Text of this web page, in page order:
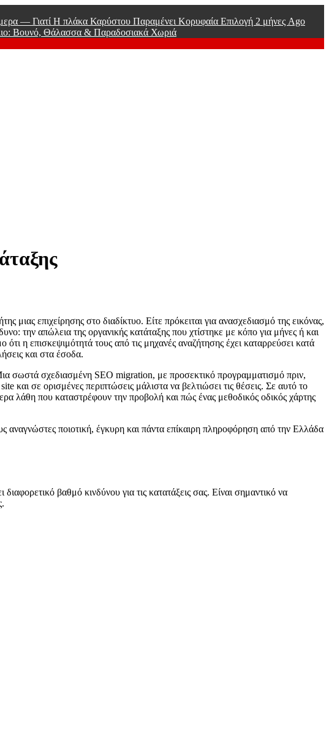
— Γιατί Η πλάκα Καρύστου Παραμένει Κορυφαία Επιλογή 2 μήνες Ago
Βουνό, Θάλασσα & Παραδοσιακά Χωριά
μιας επιχείρησης στο διαδίκτυο. Είτε πρόκειται για ανασχεδιασμό της εικόνας,
την απώλεια της οργανικής κατάταξης που χτίστηκε με κόπο για μήνες ή και
η επισκεψιμότητά τους από τις μηχανές αναζήτησης έχει καταρρεύσει κατά
και στα έσοδα.
σωστά σχεδιασμένη SEO migration, με προσεκτικό προγραμματισμό πριν,
και σε ορισμένες περιπτώσεις μάλιστα να βελτιώσει τις θέσεις. Σε αυτό το
λάθη που καταστρέφουν την προβολή και πώς ένας μεθοδικός οδικός χάρτης
αναγνώστες ποιοτική, έγκυρη και πάντα επίκαιρη πληροφόρηση από την Ελλάδα
βαθμό κινδύνου για τις κατατάξεις σας. Είναι σημαντικό να